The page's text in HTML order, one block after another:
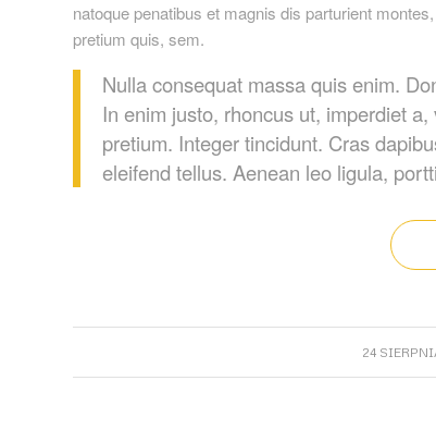
natoque penatibus et magnis dis parturient
pretium quis, sem.
Nulla consequat massa quis enim.
In enim justo, rhoncus ut, imperdiet
pretium. Integer tincidunt. Cras
eleifend tellus. Aenean leo ligula,
24 /